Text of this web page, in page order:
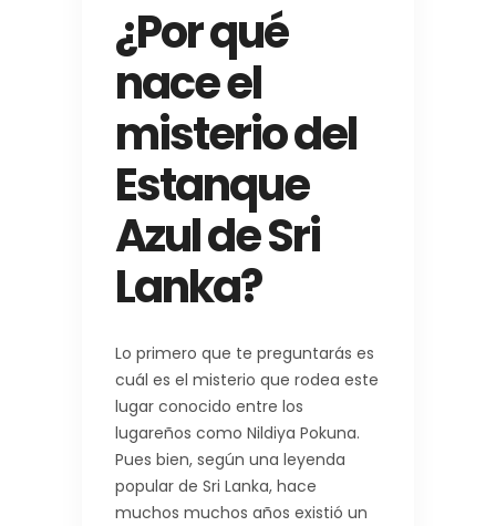
¿Por qué
nace el
misterio del
Estanque
Azul de Sri
Lanka?
Lo primero que te preguntarás es
cuál es el misterio que rodea este
lugar conocido entre los
lugareños como Nildiya Pokuna.
Pues bien, según una leyenda
popular de Sri Lanka, hace
muchos muchos años existió un